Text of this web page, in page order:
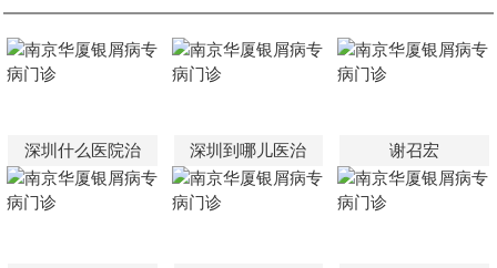
深圳什么医院治 深圳到哪儿医治 谢召宏